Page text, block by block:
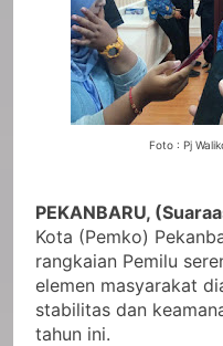
Foto : Pj
PEKANBARU,
Kota (Pemko)
rangkaian Pemilu
elemen masyarakat
stabilitas dan
tahun ini.